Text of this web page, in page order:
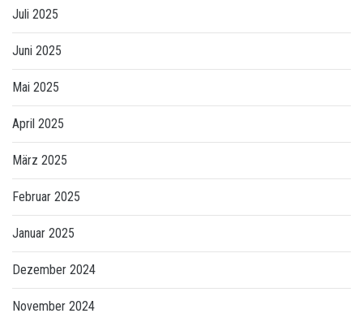
Juli 2025
Juni 2025
Mai 2025
April 2025
März 2025
Februar 2025
Januar 2025
Dezember 2024
November 2024